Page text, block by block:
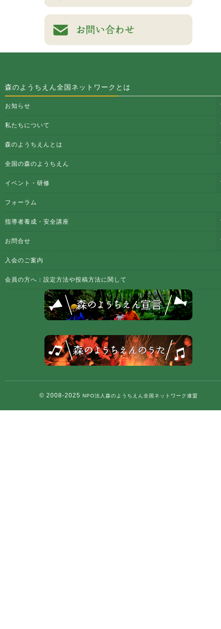
森のようちえん全国ネットワークとは
お知らせ
私たちについて
森のようちえんとは
全国の森のようちえん
イベント・研修
フォーラム
指導者養成・安全講座
お問合せ
入会のご案内
会員の方へ：設定方法や投稿方法に関して
© 2008-2025 NPO法人森のようちえん全国ネットワーク連盟